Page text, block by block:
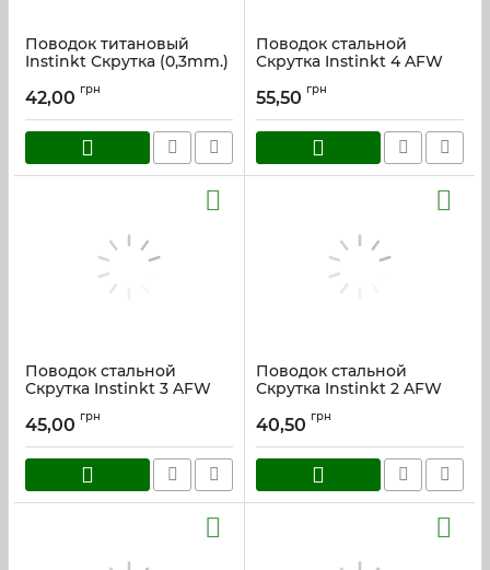
Поводок титановый
Instinkt Скрутка (0,3mm.)
Артикул: tit_10
42,00 грн
Поводок стальной
Скрутка Instinkt 4 AFW
Артикул:
55,50 грн
Поводок стальной
Скрутка Instinkt 3 AFW
Артикул: skrut_20
45,00 грн
Поводок стальной
Скрутка Instinkt 2 AFW
Артикул: skrut_15
40,50 грн